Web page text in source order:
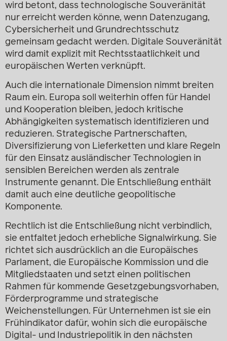
wird betont, dass technologische Souveränität
nur erreicht werden könne, wenn Datenzugang,
Cybersicherheit und Grundrechtsschutz
gemeinsam gedacht werden. Digitale Souveränität
wird damit explizit mit Rechtsstaatlichkeit und
europäischen Werten verknüpft.
Auch die internationale Dimension nimmt breiten
Raum ein. Europa soll weiterhin offen für Handel
und Kooperation bleiben, jedoch kritische
Abhängigkeiten systematisch identifizieren und
reduzieren. Strategische Partnerschaften,
Diversifizierung von Lieferketten und klare Regeln
für den Einsatz ausländischer Technologien in
sensiblen Bereichen werden als zentrale
Instrumente genannt. Die Entschließung enthält
damit auch eine deutliche geopolitische
Komponente.
Rechtlich ist die Entschließung nicht verbindlich,
sie entfaltet jedoch erhebliche Signalwirkung. Sie
richtet sich ausdrücklich an die Europäisches
Parlament, die Europäische Kommission und die
Mitgliedstaaten und setzt einen politischen
Rahmen für kommende Gesetzgebungsvorhaben,
Förderprogramme und strategische
Weichenstellungen. Für Unternehmen ist sie ein
Frühindikator dafür, wohin sich die europäische
Digital- und Industriepolitik in den nächsten